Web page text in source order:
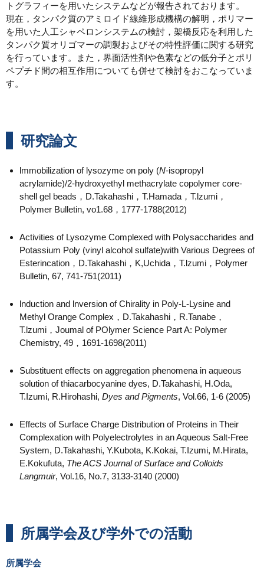
トグラフィーを用いたシステムなどが報告されております。
現在，タンパク質のアミロイド線維形成機構の解明，ポリマー
を用いた人工シャペロンシステムの検討，架橋反応を利用した
タンパク質オリゴマーの調製およびその特性評価に関する研究
を行っています。また，界面活性剤や色素などの低分子とポリ
ペプチド間の相互作用についても併せて検討をおこなっていま
す。
研究論文
lmmobilization of lysozyme on poly (N-isopropyl
acrylamide)/2-hydroxyethyl methacrylate copolymer core-
shell gel beads，D.Takahashi，T.Hamada，T.lzumi，
Polymer Bulletin, vo1.68，1777-1788(2012)
Activities of Lysozyme Complexed with Polysaccharides and
Potassium Poly (vinyl alcohol sulfate)with Various Degrees of
Esterincation，D.Takahashi，K,Uchida，T.lzumi，Polymer
Bulletin, 67, 741-751(2011)
lnduction and lnversion of Chirality in Poly-L-Lysine and
Methyl Orange Complex，D.Takahashi，R.Tanabe，
T.lzumi，Joumal of POlymer Science Part A: Polymer
Chemistry, 49，1691-1698(2011)
Substituent effects on aggregation phenomena in aqueous
solution of thiacarbocyanine dyes, D.Takahashi, H.Oda,
T.Izumi, R.Hirohashi, Dyes and Pigments, Vol.66, 1-6 (2005)
Effects of Surface Charge Distribution of Proteins in Their
Complexation with Polyelectrolytes in an Aqueous Salt-Free
System, D.Takahashi, Y.Kubota, K.Kokai, T.Izumi, M.Hirata,
E.Kokufuta, The ACS Journal of Surface and Colloids
Langmuir, Vol.16, No.7, 3133-3140 (2000)
所属学会及び学外での活動
所属学会